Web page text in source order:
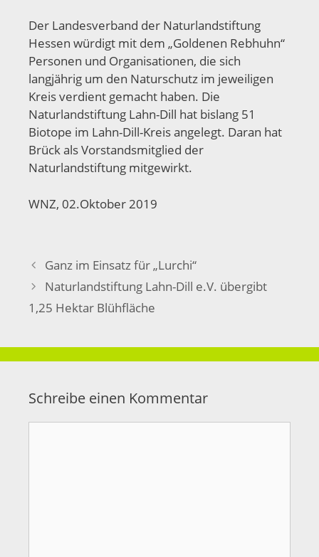
Der Landesverband der Naturlandstiftung
Hessen würdigt mit dem „Goldenen Rebhuhn“
Personen und Organisationen, die sich
langjährig um den Naturschutz im jeweiligen
Kreis verdient gemacht haben. Die
Naturlandstiftung Lahn-Dill hat bislang 51
Biotope im Lahn-Dill-Kreis angelegt. Daran hat
Brück als Vorstandsmitglied der
Naturlandstiftung mitgewirkt.
WNZ, 02.Oktober 2019
Ganz im Einsatz für „Lurchi“
Naturlandstiftung Lahn-Dill e.V. übergibt
1,25 Hektar Blühfläche
Schreibe einen Kommentar